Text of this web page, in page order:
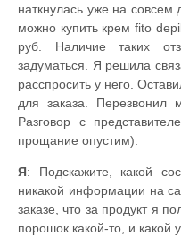
наткнулась уже на совсем
можно купить крем fito
руб. Наличие таких
задуматься. Я решила
расспросить у него.
для заказа. Перезвонил
Разговор с
прощание опустим):
Я: Подскажите, какой
никакой информации на
заказе, что за продукт я
порошок какой-то, и какой